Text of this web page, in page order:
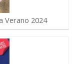
Verano 2024